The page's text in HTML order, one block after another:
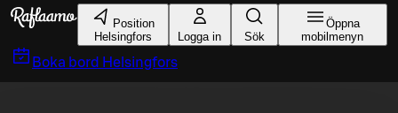
Gå till huvudinnehållet
Position
Helsingfors
Logga in Sök
Öppna
mobilmenyn
Boka bord Helsingfors